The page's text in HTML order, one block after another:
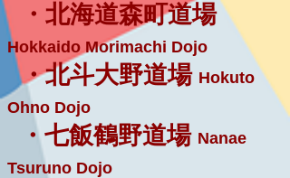
・北海道森町道場
Hokkaido Morimachi Dojo
・北斗大野道場 Hokuto
Ohno Dojo
・七飯鶴野道場 Nanae
Tsuruno Dojo